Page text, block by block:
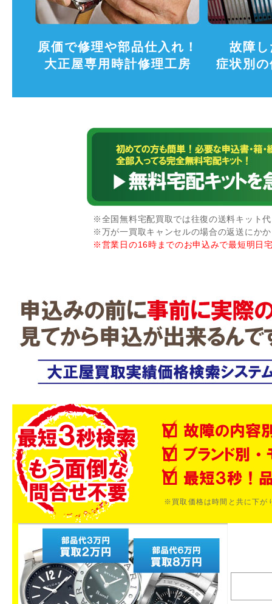
原価で修理や部品仕入れ！
大正屋専用時計修理工房
故障
症状別
※全国無料宅配買取では往復の送料キット
※万が一買取キャンセルの場合の返送にか
※営業日の16時までのお申込みで最短明日
※買取価格は時間と共に下が